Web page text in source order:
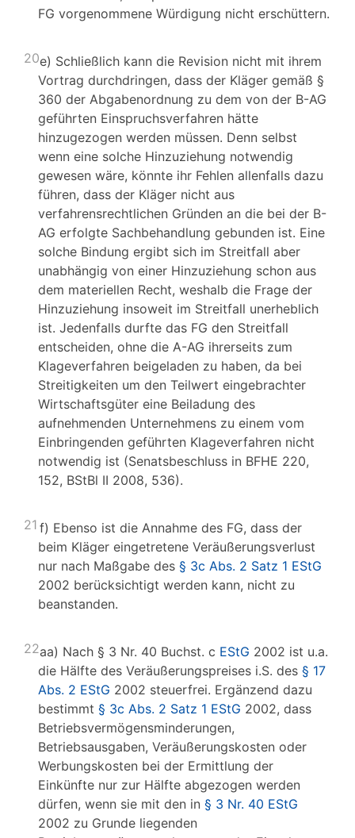
FG vorgenommene Würdigung nicht erschüttern.
20e) Schließlich kann die Revision nicht mit ihrem
Vortrag durchdringen, dass der Kläger gemäß §
360 der Abgabenordnung zu dem von der B-AG
geführten Einspruchsverfahren hätte
hinzugezogen werden müssen. Denn selbst
wenn eine solche Hinzuziehung notwendig
gewesen wäre, könnte ihr Fehlen allenfalls dazu
führen, dass der Kläger nicht aus
verfahrensrechtlichen Gründen an die bei der B-
AG erfolgte Sachbehandlung gebunden ist. Eine
solche Bindung ergibt sich im Streitfall aber
unabhängig von einer Hinzuziehung schon aus
dem materiellen Recht, weshalb die Frage der
Hinzuziehung insoweit im Streitfall unerheblich
ist. Jedenfalls durfte das FG den Streitfall
entscheiden, ohne die A-AG ihrerseits zum
Klageverfahren beigeladen zu haben, da bei
Streitigkeiten um den Teilwert eingebrachter
Wirtschaftsgüter eine Beiladung des
aufnehmenden Unternehmens zu einem vom
Einbringenden geführten Klageverfahren nicht
notwendig ist (Senatsbeschluss in BFHE 220,
152, BStBl II 2008, 536).
21 f) Ebenso ist die Annahme des FG, dass der
beim Kläger eingetretene Veräußerungsverlust
nur nach Maßgabe des § 3c Abs. 2 Satz 1 EStG
2002 berücksichtigt werden kann, nicht zu
beanstanden.
22aa) Nach § 3 Nr. 40 Buchst. c EStG 2002 ist u.a.
die Hälfte des Veräußerungspreises i.S. des § 17
Abs. 2 EStG 2002 steuerfrei. Ergänzend dazu
bestimmt § 3c Abs. 2 Satz 1 EStG 2002, dass
Betriebsvermögensminderungen,
Betriebsausgaben, Veräußerungskosten oder
Werbungskosten bei der Ermittlung der
Einkünfte nur zur Hälfte abgezogen werden
dürfen, wenn sie mit den in § 3 Nr. 40 EStG
2002 zu Grunde liegenden